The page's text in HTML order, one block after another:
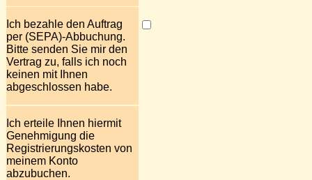
Ich bezahle den Auftrag
per (SEPA)-Abbuchung.
Bitte senden Sie mir den
Vertrag zu, falls ich noch
keinen mit Ihnen
abgeschlossen habe.
Ich erteile Ihnen hiermit
Genehmigung die
Registrierungskosten von
meinem Konto
abzubuchen.